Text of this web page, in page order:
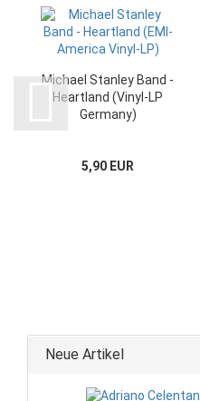
Michael Stanley Band -
Heartland (Vinyl-LP
Germany)
5,90 EUR
Neue Artikel